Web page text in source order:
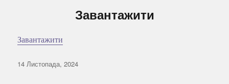
Завантажити
Завантажити
Оприлюднено
14 Листопада, 2024